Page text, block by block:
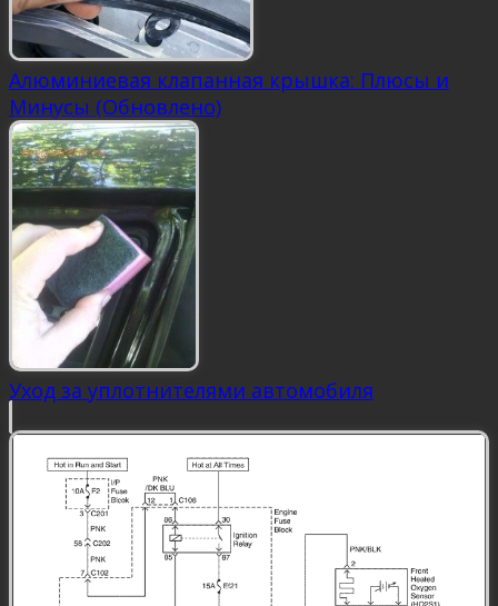
Алюминиевая клапанная крышка: Плюсы и
Минусы (Обновлено)
Уход за уплотнителями автомобиля